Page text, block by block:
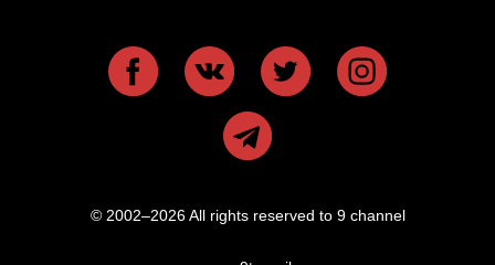
© 2002–2026 All rights reserved to 9 channel